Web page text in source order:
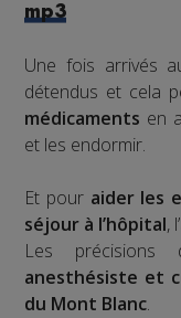
mp3
Une fois arrivés
détendus et cela
médicaments en
et les endormir.
Et pour aider les
séjour à l’hôpital,
Les précisions
anesthésiste et
du Mont Blanc.